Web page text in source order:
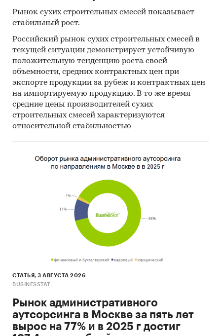
Рынок сухих строительных смесей показывает
стабильный рост.
Российский рынок сухих строительных смесей в
текущей ситуации демонстрирует устойчивую
положительную тенденцию роста своей
объемности, средних контрактных цен при
экспорте продукции за рубеж и контрактных цен
на импортируемую продукцию. В то же время
средние цены производителей сухих
строительных смесей характеризуются
относительной стабильностью
СТАТЬЯ, 3 АВГУСТА 2026
BUSINESSTAT
Рынок административного
аутсорсинга в Москве за пять лет
вырос на 77% и в 2025 г достиг